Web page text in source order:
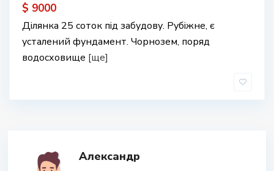
$ 9000
Ділянка 25 соток під забудову. Рубіжне, є
усталений фундамент. Чорнозем, поряд
водосховище [ще]
Александр